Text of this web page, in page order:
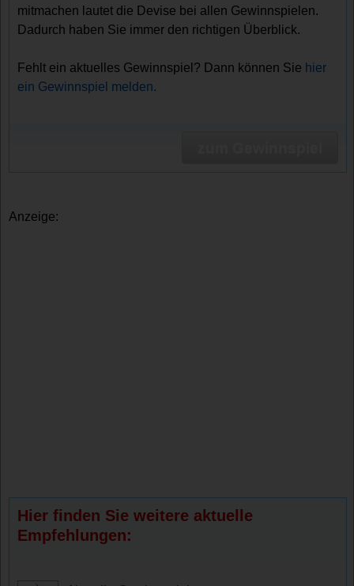
mitmachen lautet die Devise bei allen Gewinnspielen.
Dadurch haben Sie immer den richtigen Überblick.
Fehlt ein aktuelles Gewinnspiel? Dann können Sie hier
ein Gewinnspiel melden.
Anzeige:
Hier finden Sie weitere aktuelle
Empfehlungen: